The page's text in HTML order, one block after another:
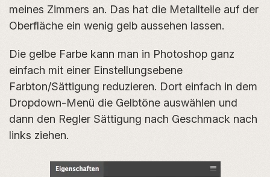
meines Zimmers an. Das hat die Metallteile auf der
Oberfläche ein wenig gelb aussehen lassen.
Die gelbe Farbe kann man in Photoshop ganz
einfach mit einer Einstellungsebene
Farbton/Sättigung reduzieren. Dort einfach in dem
Dropdown-Menü die Gelbtöne auswählen und
dann den Regler Sättigung nach Geschmack nach
links ziehen.